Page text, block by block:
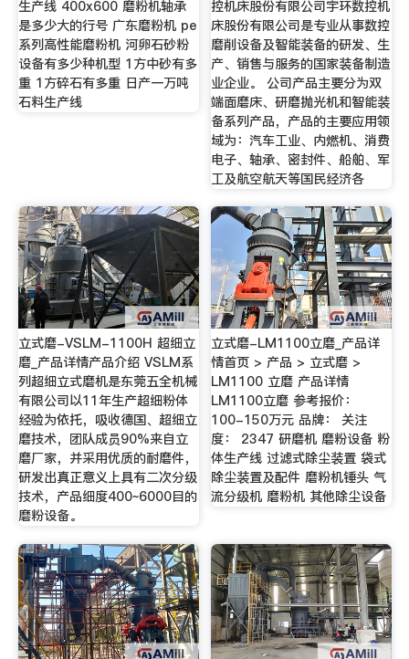
生产线 400x600 磨粉机轴承
是多少大的行号 广东磨粉机 pe
系列高性能磨粉机 河卵石砂粉
设备有多少种机型 1方中砂有多
重 1方碎石有多重 日产一万吨
石料生产线
控机床股份有限公司宇环数控机
床股份有限公司是专业从事数控
磨削设备及智能装备的研发、生
产、销售与服务的国家装备制造
业企业。 公司产品主要分为双
端面磨床、研磨抛光机和智能装
备系列产品，产品的主要应用领
域为：汽车工业、内燃机、消费
电子、轴承、密封件、船舶、军
工及航空航天等国民经济各
立式磨-VSLM-1100H 超细立
磨_产品详情产品介绍 VSLM系
列超细立式磨机是东莞五全机械
有限公司以11年生产超细粉体
经验为依托，吸收德国、超细立
磨技术，团队成员90%来自立
磨厂家，并采用优质的耐磨件，
研发出真正意义上具有二次分级
技术，产品细度400~6000目的
磨粉设备。
立式磨-LM1100立磨_产品详
情首页 > 产品 > 立式磨 >
LM1100 立磨 产品详情
LM1100立磨 参考报价：
100-150万元 品牌： 关注
度： 2347 研磨机 磨粉设备 粉
体生产线 过滤式除尘装置 袋式
除尘装置及配件 磨粉机锤头 气
流分级机 磨粉机 其他除尘设备